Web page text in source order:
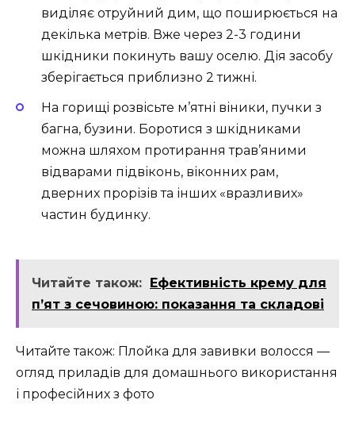
виділяє отруйний дим, що поширюється на
декілька метрів. Вже через 2-3 години
шкідники покинуть вашу оселю. Дія засобу
зберігається приблизно 2 тижні.
На горищі розвісьте м’ятні віники, пучки з
багна, бузини. Боротися з шкідниками
можна шляхом протирання трав’яними
відварами підвіконь, віконних рам,
дверних прорізів та інших «вразливих»
частин будинку.
Читайте також: Ефективність крему для
п’ят з сечовиною: показання та складові
Читайте також: Плойка для завивки волосся —
огляд приладів для домашнього використання
і професійних з фото